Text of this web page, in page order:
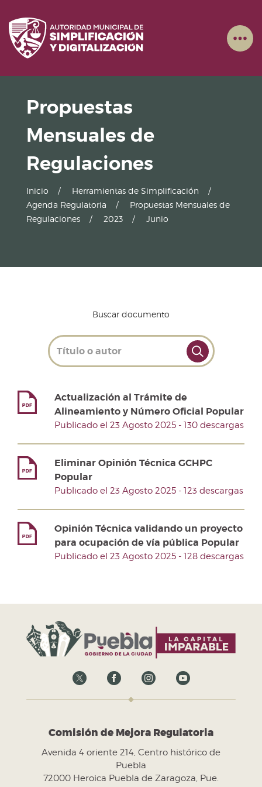
Propuestas
Mensuales de
Regulaciones
Inicio
Herramientas de Simplificación
Agenda Regulatoria
Propuestas Mensuales de
Regulaciones
2023 Junio
Buscar documento
Actualización al Trámite de
Alineamiento y Número Oficial Popular
Publicado el 23 Agosto 2025 - 130 descargas
Eliminar Opinión Técnica GCHPC
Popular
Publicado el 23 Agosto 2025 - 123 descargas
Opinión Técnica validando un proyecto
para ocupación de vía pública Popular
Publicado el 23 Agosto 2025 - 128 descargas
Comisión de Mejora Regulatoria
Avenida 4 oriente 214, Centro histórico de
Puebla
72000 Heroica Puebla de Zaragoza, Pue.